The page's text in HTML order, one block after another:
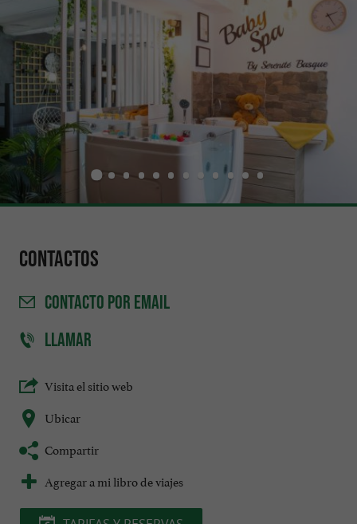
Contactos
CONTACTO POR EMAIL
LLAMAR
Visita el sitio web
Ubicar
Compartir
Agregar a mi libro de viajes